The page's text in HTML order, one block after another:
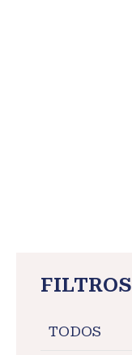
FILTROS
TODOS